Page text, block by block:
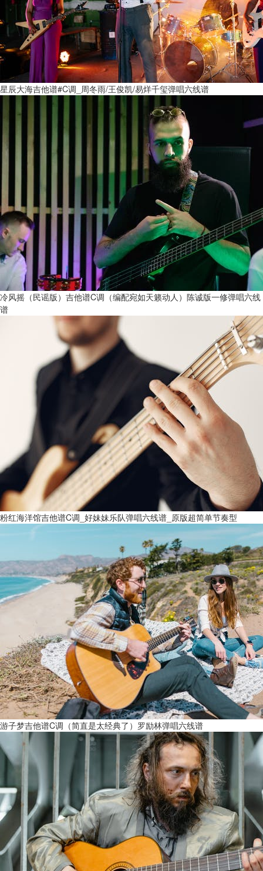
星辰大海吉他谱#C调_周冬雨/王俊凯/易烊千玺弹唱六线谱
冷风摇（民谣版）吉他谱C调（编配宛如天籁动人）陈诚版一修弹唱六线
谱
粉红海洋馆吉他谱C调_好妹妹乐队弹唱六线谱_原版超简单节奏型
游子梦吉他谱C调（简直是太经典了）罗励林弹唱六线谱